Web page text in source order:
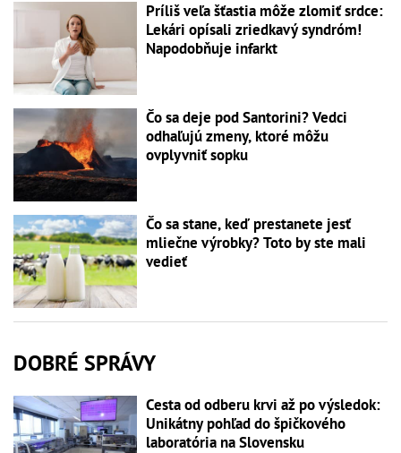
Príliš veľa šťastia môže zlomiť srdce:
Lekári opísali zriedkavý syndróm!
Napodobňuje infarkt
Čo sa deje pod Santorini? Vedci
odhaľujú zmeny, ktoré môžu
ovplyvniť sopku
Čo sa stane, keď prestanete jesť
mliečne výrobky? Toto by ste mali
vedieť
DOBRÉ SPRÁVY
Cesta od odberu krvi až po výsledok:
Unikátny pohľad do špičkového
laboratória na Slovensku